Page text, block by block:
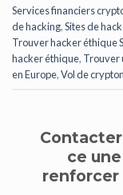
Services financiers
de hacking,Sites de
Trouver hacker éthique
hacker éthique, Trouver
en Europe,Vol de
ce
renforcer